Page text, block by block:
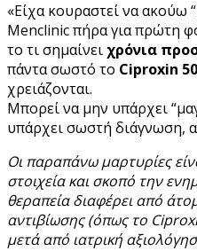
«Είχα κουραστεί να ακούω
Menclinic πήρα για πρώτη
το τι σημαίνει χρόνια
πάντα σωστό το Ciproxin
χρειάζονται.
Μπορεί να μην υπάρχει
υπάρχει σωστή διάγνωση,
Οι παραπάνω μαρτυρίες
στοιχεία και σκοπό την
θεραπεία διαφέρει από
αντιβίωσης (όπως το
μετά από ιατρική